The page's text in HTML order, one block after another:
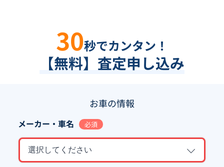
30秒でカンタン！
【無料】査定申し込み
お車の情報
メーカー・車名 必須
選択してください